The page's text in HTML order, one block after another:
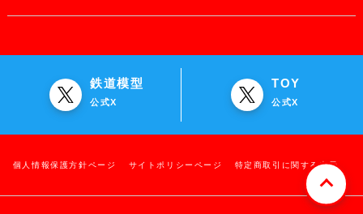
鉄道模型
公式X
TOY
公式X
個人情報保護方針ページ サイトポリシーページ 特定商取引に関する表示